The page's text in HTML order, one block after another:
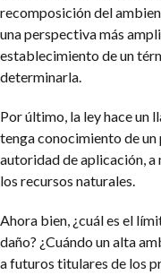
recomposición del
una perspectiva más
establecimiento de un
determinarla.
Por último, la ley hace un
tenga conocimiento de
autoridad de aplicación,
los recursos naturales.
Ahora bien, ¿cuál es el
daño? ¿Cuándo un alta
a futuros titulares de los